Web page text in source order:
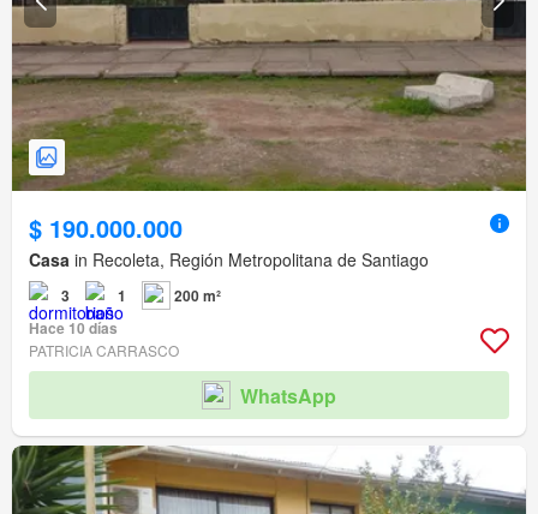
$ 190.000.000
Casa in Recoleta, Región Metropolitana de Santiago
3 1
200 m²
Hace 10 días
PATRICIA CARRASCO
WhatsApp